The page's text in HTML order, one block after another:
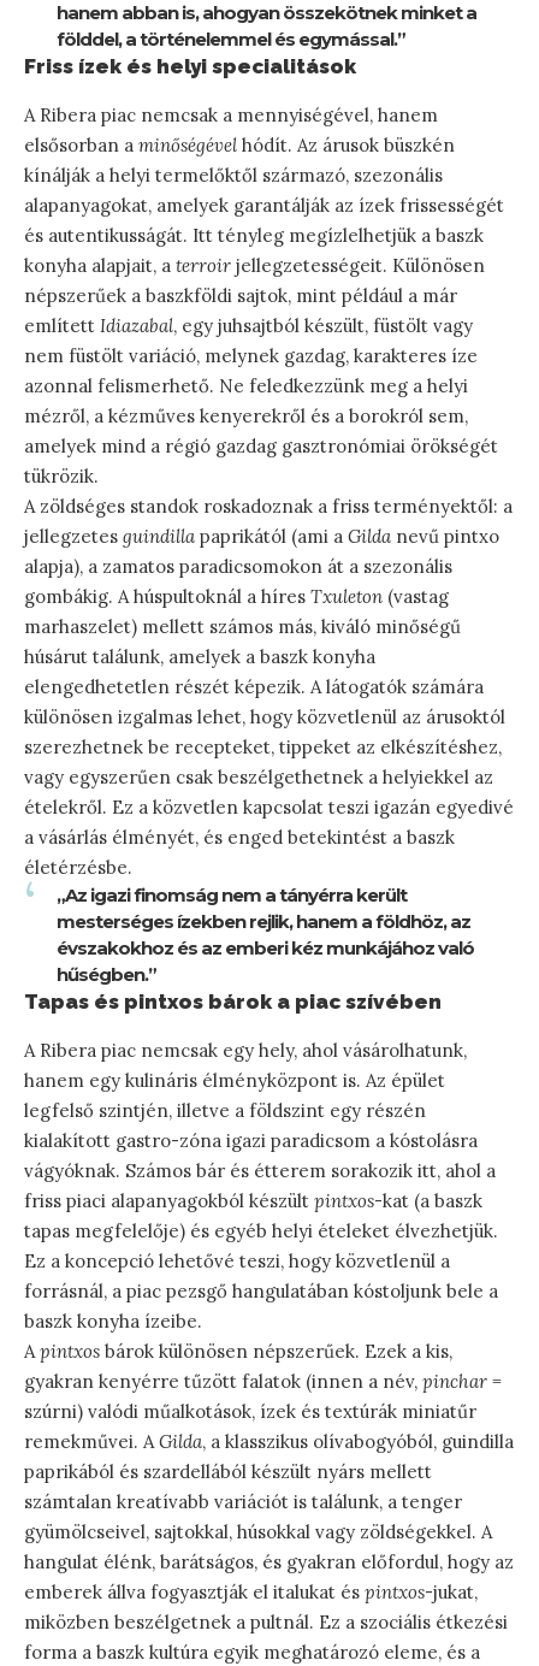
hanem abban is, ahogyan összekötnek minket a
földdel, a történelemmel és egymással.”
Friss ízek és helyi specialitások
A Ribera piac nemcsak a mennyiségével, hanem
elsősorban a minőségével hódít. Az árusok büszkén
kínálják a helyi termelőktől származó, szezonális
alapanyagokat, amelyek garantálják az ízek frissességét
és autentikusságát. Itt tényleg megízlelhetjük a baszk
konyha alapjait, a terroir jellegzetességeit. Különösen
népszerűek a baszkföldi sajtok, mint például a már
említett Idiazabal, egy juhsajtból készült, füstölt vagy
nem füstölt variáció, melynek gazdag, karakteres íze
azonnal felismerhető. Ne feledkezzünk meg a helyi
mézről, a kézműves kenyerekről és a borokról sem,
amelyek mind a régió gazdag gasztronómiai örökségét
tükrözik.
A zöldséges standok roskadoznak a friss terményektől: a
jellegzetes guindilla paprikától (ami a Gilda nevű pintxo
alapja), a zamatos paradicsomokon át a szezonális
gombákig. A húspultoknál a híres Txuleton (vastag
marhaszelet) mellett számos más, kiváló minőségű
húsárut találunk, amelyek a baszk konyha
elengedhetetlen részét képezik. A látogatók számára
különösen izgalmas lehet, hogy közvetlenül az árusoktól
szerezhetnek be recepteket, tippeket az elkészítéshez,
vagy egyszerűen csak beszélgethetnek a helyiekkel az
ételekről. Ez a közvetlen kapcsolat teszi igazán egyedivé
a vásárlás élményét, és enged betekintést a baszk
életérzésbe.
„Az igazi finomság nem a tányérra került
mesterséges ízekben rejlik, hanem a földhöz, az
évszakokhoz és az emberi kéz munkájához való
hűségben.”
Tapas és pintxos bárok a piac szívében
A Ribera piac nemcsak egy hely, ahol vásárolhatunk,
hanem egy kulináris élményközpont is. Az épület
legfelső szintjén, illetve a földszint egy részén
kialakított gastro-zóna igazi paradicsom a kóstolásra
vágyóknak. Számos bár és étterem sorakozik itt, ahol a
friss piaci alapanyagokból készült pintxos-kat (a baszk
tapas megfelelője) és egyéb helyi ételeket élvezhetjük.
Ez a koncepció lehetővé teszi, hogy közvetlenül a
forrásnál, a piac pezsgő hangulatában kóstoljunk bele a
baszk konyha ízeibe.
Apintxos bárok különösen népszerűek. Ezek a kis,
gyakran kenyérre tűzött falatok (innen a név, pinchar =
szúrni) valódi műalkotások, ízek és textúrák miniatűr
remekművei. AGilda, a klasszikus olívabogyóból, guindilla
paprikából és szardellából készült nyárs mellett
számtalan kreatívabb variációt is találunk, a tenger
gyümölcseivel, sajtokkal, húsokkal vagy zöldségekkel. A
hangulat élénk, barátságos, és gyakran előfordul, hogy az
emberek állva fogyasztják el italukat és pintxos-jukat,
miközben beszélgetnek a pultnál. Ez a szociális étkezési
forma a baszk kultúra egyik meghatározó eleme, és a